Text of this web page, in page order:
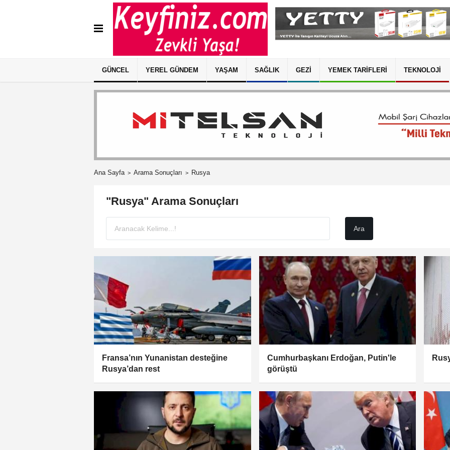
GÜNCEL YEREL GÜNDEM YAŞAM SAĞLIK GEZI YEMEK TARIFLERI TEKNOLOJI
Ana Sayfa Arama Sonuçları Rusya
"Rusya" Arama Sonuçları
Fransa’nın Yunanistan desteğine
Rusya’dan rest
Cumhurbaşkanı Erdoğan, Putin'le
görüştü